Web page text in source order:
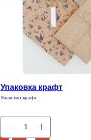
Упаковка крафт
Упаковка крафт